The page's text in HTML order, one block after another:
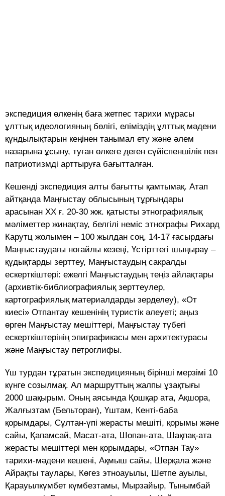
экспедиция өлкенің баға жетпес тарихи мұрасы
ұлттық идеологияның бөлігі, еліміздің ұлттық мәдени
құндылықтарын кеңінен танымал ету және әлем
назарына ұсыну, туған өлкеге деген сүйіспеншілік пен
патриотизмді арттыруға бағытталған.
Кешенді экспедиция алты бағытты қамтымақ. Атап
айтқанда Маңғыстау облысының тұрғындары
арасынан ХХ ғ. 20-30 жж. қатысты этнографиялық
мәліметтер жинақтау, белгілі неміс этнографы Рихард
Карутц жолымен – 100 жылдан соң, 14-17 ғасырдағы
Маңғыстаудағы ноғайлы кезеңі, Үстірттегі шыңырау –
құдықтарды зерттеу, Маңғыстаудың сакралды
ескерткіштері: ежелгі Маңғыстаудың теңіз айлақтары
(архивтік-библиографиялық зерттеулер,
картографиялық материалдарды зерделеу), «От
киесі» Отпантау кешенінің туристік әлеуеті; аңыз
өрген Маңғыстау мешіттері, Маңғыстау түбегі
ескерткіштерінің эпиграфикасы мен архитектурасы
және Маңғыстау петроглифы.
Үш турдан тұратын экспедицияның бірінші мерзімі 10
күнге созылмақ. Ал маршруттың жалпы ұзақтығы
2000 шақырым. Оның аясында Қошқар ата, Ақшора,
Жалғызтам (Бельторан), Үштам, Кенті-баба
қорымдары, Сұлтан-үпі жерасты мешіті, қорымы және
сайы, Қапамсай, Масат-ата, Шопан-ата, Шақпақ-ата
жерасты мешіттері мен қорымдары, «Отпан Тау»
тарихи-мәдени кешені, Ақмыш сайы, Шерқала және
Айрақты таулары, Көгез этноауылы, Шетпе ауылы,
Қарауылкүмбет күмбезтамы, Мырзайыр, Тынымбай